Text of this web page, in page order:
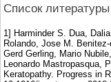
Список литературы
1] Harminder S. Dua,
Rolando, Jose M.
Gerd Gerling, Mario
Leonardo Mastropasqua,
Keratopathy. Progress in